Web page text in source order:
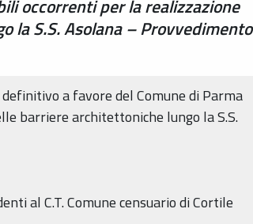
occorrenti per la realizzazione
la S.S. Asolana – Provvedimento
a favore del Comune di Parma
barriere architettoniche lungo la S.S.
al C.T. Comune censuario di Cortile